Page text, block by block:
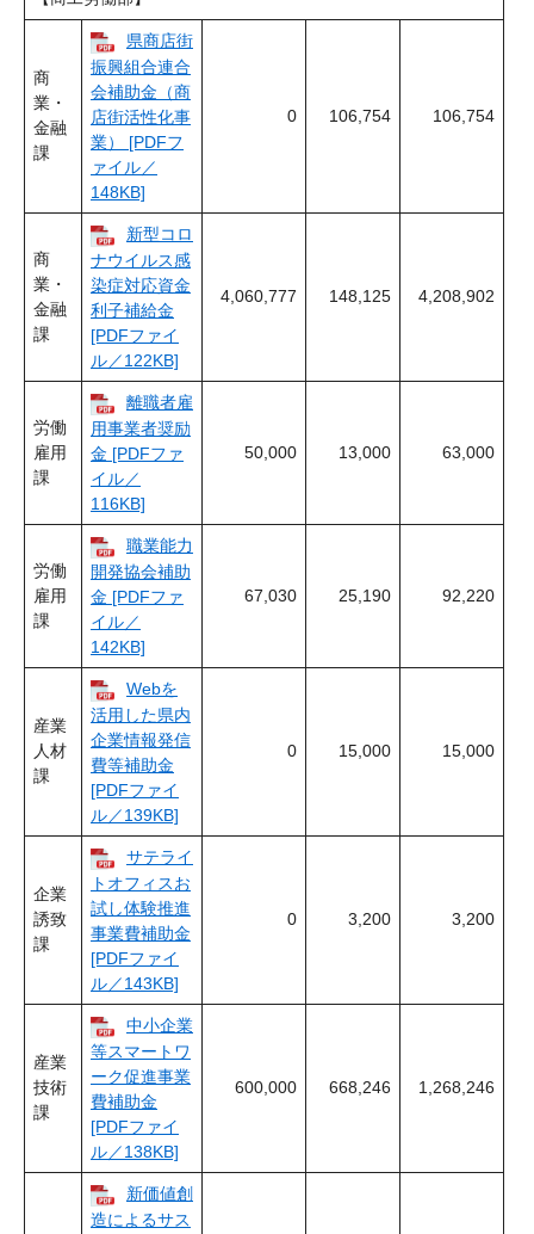
商
業・
金融
課
県商店街
振興組合連合
会補助金（商
店街活性化事
業） [PDFフ
ァイル／
148KB]
0 106,754 106,754
商
業・
金融
課
新型コロ
ナウイルス感
染症対応資金
利子補給金
[PDFファイ
ル／122KB]
4,060,777 148,125 4,208,902
労働
雇用
課
離職者雇
用事業者奨励
金 [PDFファ
イル／
116KB]
50,000 13,000 63,000
労働
雇用
課
職業能力
開発協会補助
金 [PDFファ
イル／
142KB]
67,030 25,190 92,220
産業
人材
課
Webを
活用した県内
企業情報発信
費等補助金
[PDFファイ
ル／139KB]
0 15,000 15,000
企業
誘致
課
サテライ
トオフィスお
試し体験推進
事業費補助金
[PDFファイ
ル／143KB]
0 3,200 3,200
産業
技術
課
中小企業
等スマートワ
ーク促進事業
費補助金
[PDFファイ
ル／138KB]
600,000 668,246 1,268,246
新価値創
造によるサス